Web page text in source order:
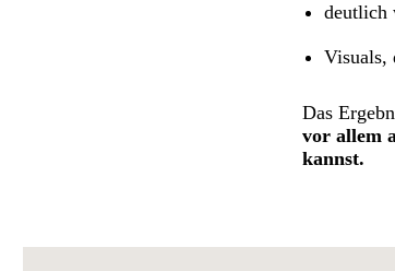
deutlich
Visuals,
Das
vor allem
kannst.